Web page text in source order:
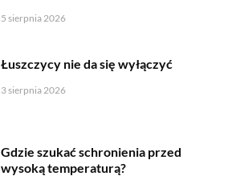
5 sierpnia 2026
Łuszczycy nie da się wyłączyć
3 sierpnia 2026
Gdzie szukać schronienia przed
wysoką temperaturą?